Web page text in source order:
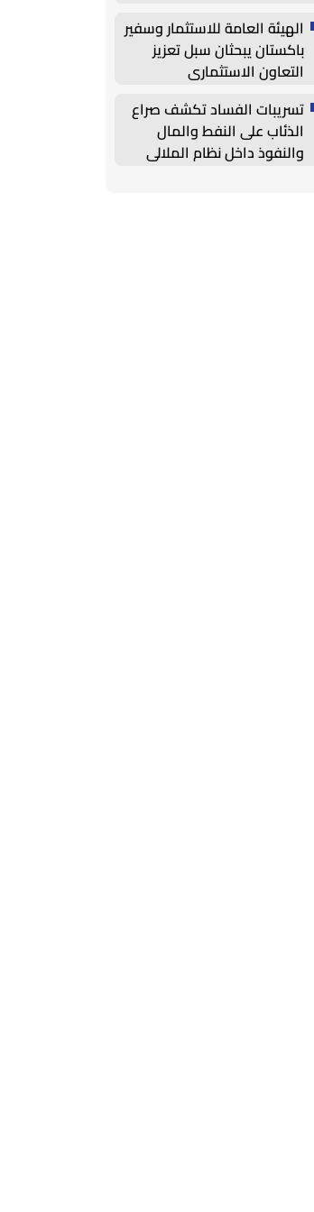
الهيئة العامة للاستثمار وسفير
باكستان يبحثان سبل تعزيز
التعاون الاستثماري
تسريبات الفساد تكشف صراع
الذئاب على النفط والمال
والنفوذ داخل نظام الملالي